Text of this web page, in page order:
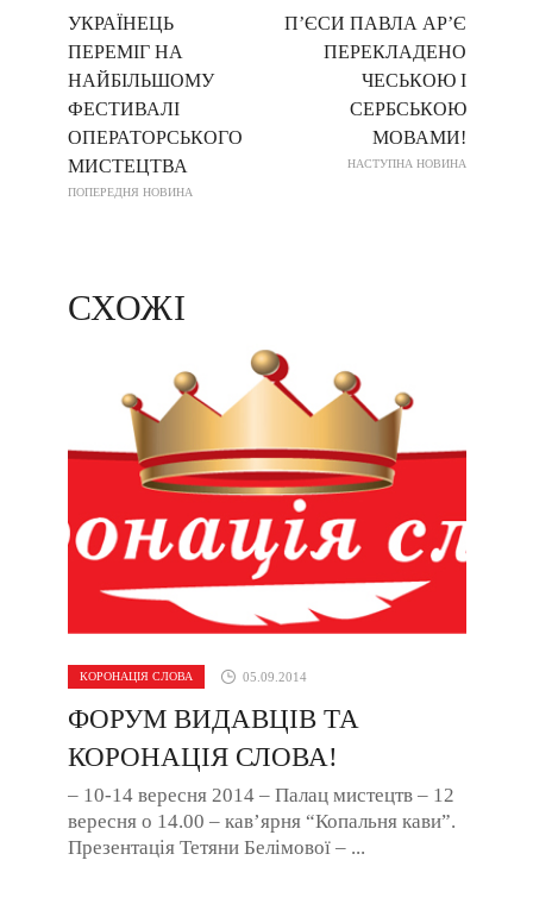
УКРАЇНЕЦЬ
ПЕРЕМІГ НА
НАЙБІЛЬШОМУ
ФЕСТИВАЛІ
ОПЕРАТОРСЬКОГО
МИСТЕЦТВА
ПОПЕРЕДНЯ НОВИНА
П’ЄСИ ПАВЛА АР’Є
ПЕРЕКЛАДЕНО
ЧЕСЬКОЮ І
СЕРБСЬКОЮ
МОВАМИ!
НАСТУПНА НОВИНА
СХОЖІ
КОРОНАЦІЯ СЛОВА 05.09.2014
ФОРУМ ВИДАВЦІВ ТА
КОРОНАЦІЯ СЛОВА!
– 10-14 вересня 2014 – Палац мистецтв – 12
вересня о 14.00 – кав’ярня “Копальня кави”.
Презентація Тетяни Белімової – ...